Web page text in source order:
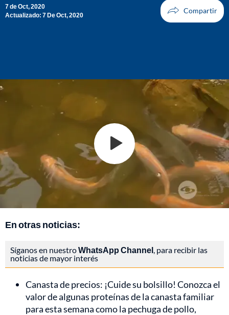
7 de Oct, 2020
Actualizado: 7 De Oct, 2020
En otras noticias:
Síganos en nuestroWhatsApp Channel, para recibir las
noticias de mayor interés
Canasta de precios: ¡Cuide su bolsillo! Conozca el
valor de algunas proteínas de la canasta familiar
para esta semana como la pechuga de pollo,